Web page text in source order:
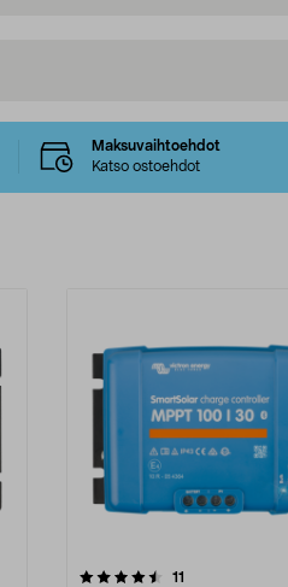
Maksuvaihtoehdot
Katso ostoehdot
11